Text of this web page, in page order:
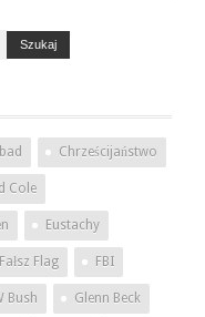
Chrześcijaństwo
Cole
Eustachy
Fałsz Flag FBI
Bush Glenn Beck